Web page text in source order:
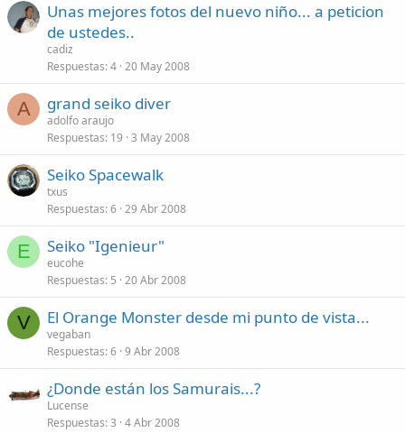
Unas mejores fotos del nuevo niño... a peticion
de ustedes..
cadiz
Respuestas 4 20 May 2008
A grand seiko diver
adolfo araujo
Respuestas 19 3 May 2008
Seiko Spacewalk
txus
Respuestas 6 29 Abr 2008
E Seiko "Igenieur"
eucohe
Respuestas 5 20 Abr 2008
V El Orange Monster desde mi punto de vista...
vegaban
Respuestas 6 9 Abr 2008
¿Donde están los Samurais...?
Lucense
Respuestas 3 4 Abr 2008